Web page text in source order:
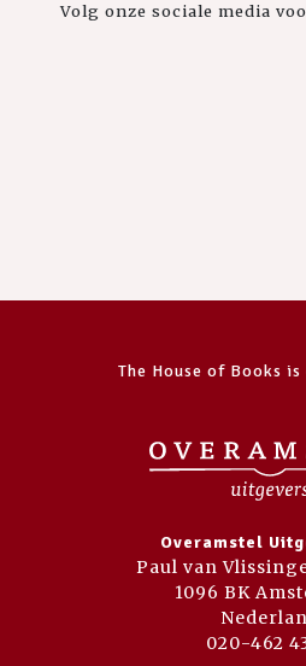
Volg onze sociale media
The House of Books
Overamstel
Paul van
1096 BK
020-462